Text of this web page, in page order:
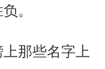
。
那些名字上